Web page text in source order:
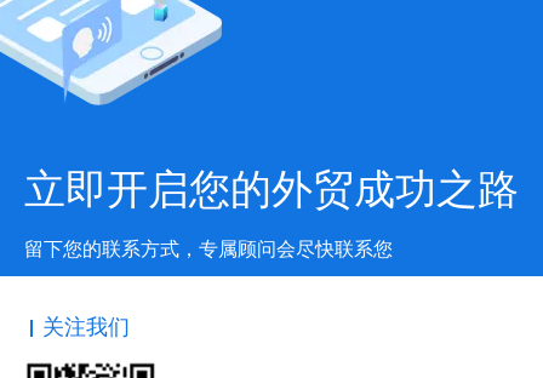
立即开启您的外贸成功之路
留下您的联系方式，专属顾问会尽快联系您
关注我们